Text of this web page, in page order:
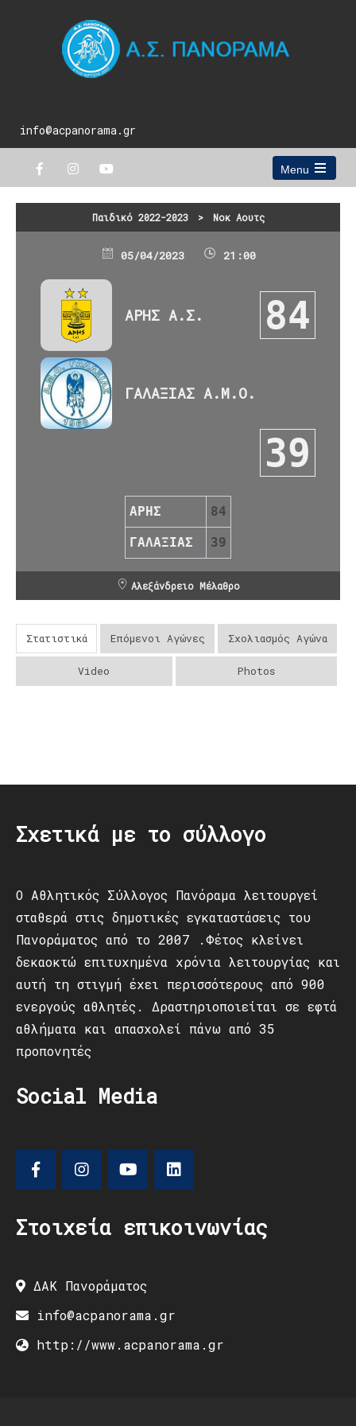
info@acpanorama.gr
Menu
Open
main
Παιδικό 2022-2023 > Νοκ Αουτς
05/04/2023 21:00
ΑΡΗΣ Α.Σ. 84
ΓΑΛΑΞΙΑΣ Α.Μ.Ο.
39
ΑΡΗΣ 84
ΓΑΛΑΞΙΑΣ 39
Αλεξάνδρειο Μέλαθρο
Στατιστικά Επόμενοι Αγώνες Σχολιασμός Αγώνα
Video Photos
Σχετικά με το σύλλογο
Ο Αθλητικός Σύλλογος Πανόραμα λειτουργεί
σταθερά στις δημοτικές εγκαταστάσεις του
Πανοράματος από το 2007 .Φέτος κλείνει
δεκαοκτώ επιτυχημένα χρόνια λειτουργίας και
αυτή τη στιγμή έχει περισσότερους από 900
ενεργούς αθλητές. Δραστηριοποιείται σε εφτά
αθλήματα και απασχολεί πάνω από 35
προπονητές
Social Media
Στοιχεία επικοινωνίας
ΔΑΚ Πανοράματος
info@acpanorama.gr
http://www.acpanorama.gr